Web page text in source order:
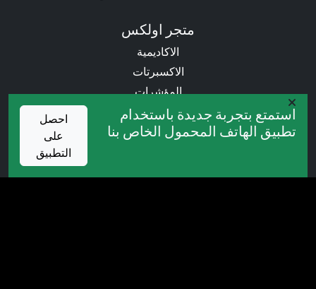
استمتع بتجربة جديدة باستخدام
تطبيق الهاتف المحمول الخاص بنا
احصل
على
التطبيق
متجر اولكس
الاكاديمية
الاكسبرتات
المؤشرات
الكتب